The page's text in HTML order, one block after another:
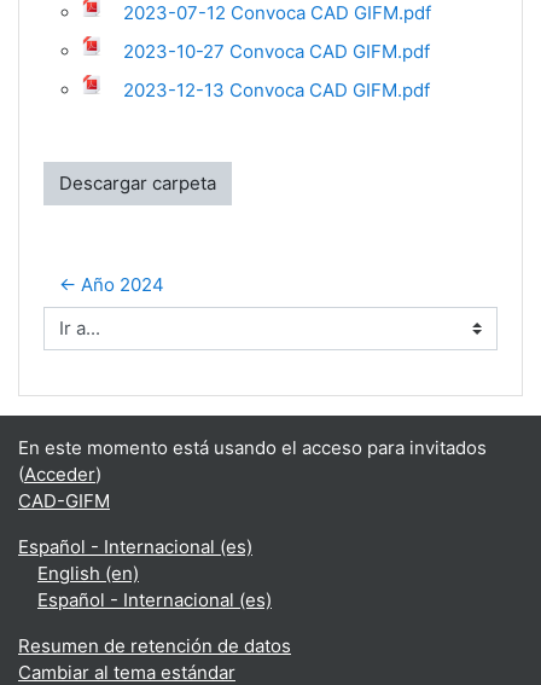
2023-07-12 Convoca CAD GIFM.pdf
2023-10-27 Convoca CAD GIFM.pdf
2023-12-13 Convoca CAD GIFM.pdf
Descargar carpeta
← Año 2024
Ir a...
En este momento está usando el acceso para invitados
(Acceder)
CAD-GIFM
Español - Internacional ‎(es)‎
English ‎(en)‎
Español - Internacional ‎(es)‎
Resumen de retención de datos
Cambiar al tema estándar